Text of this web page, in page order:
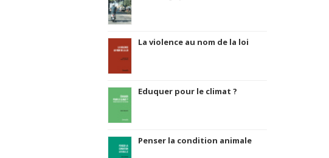
La violence au nom de la loi
Eduquer pour le climat ?
Penser la condition animale